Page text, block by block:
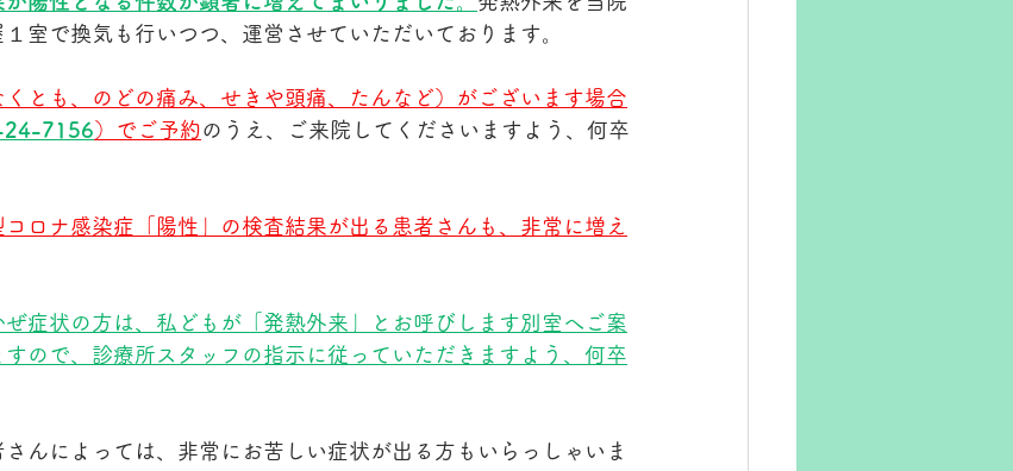
室で換気も行いつつ、運営させていただいております。
とも、のどの痛み、せきや頭痛、たんなど）がございます場合
7156）でご予約のうえ、ご来院してくださいますよう、何卒
ロナ感染症「陽性」の検査結果が出る患者さんも、非常に増え
症状の方は、私どもが「発熱外来」とお呼びします別室へご案
ので、診療所スタッフの指示に従っていただきますよう、何卒
んによっては、非常にお苦しい症状が出る方もいらっしゃいま